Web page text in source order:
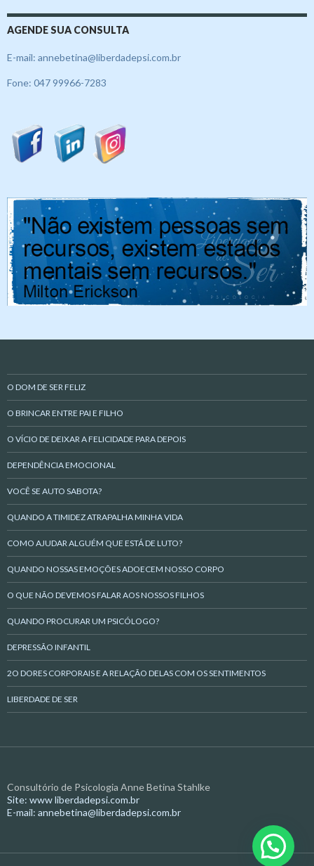
AGENDE SUA CONSULTA
E-mail: annebetina@liberdadepsi.com.br
Fone: 047 99966-7283
O DOM DE SER FELIZ
O BRINCAR ENTRE PAI E FILHO
O VÍCIO DE DEIXAR A FELICIDADE PARA DEPOIS
DEPENDÊNCIA EMOCIONAL
VOCÊ SE AUTO SABOTA?
QUANDO A TIMIDEZ ATRAPALHA MINHA VIDA
COMO AJUDAR ALGUÉM QUE ESTÁ DE LUTO?
QUANDO NOSSAS EMOÇÕES ADOECEM NOSSO CORPO
O QUE NÃO DEVEMOS FALAR AOS NOSSOS FILHOS
QUANDO PROCURAR UM PSICÓLOGO?
DEPRESSÃO INFANTIL
2O DORES CORPORAIS E A RELAÇÃO DELAS COM OS SENTIMENTOS
LIBERDADE DE SER
Consultório de Psicologia Anne Betina Stahlke
Site: www liberdadepsi.com.br
E-mail: annebetina@liberdadepsi.com.br